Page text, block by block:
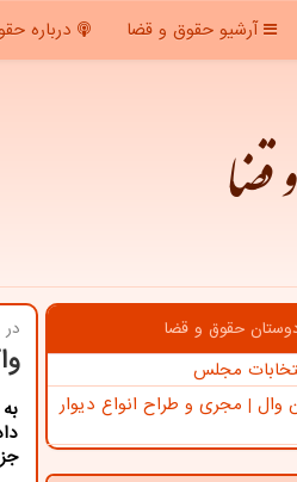
آرشیو حقوق و قضا درباره
حقوق و قضا
مجلس
وال | مجری و طراح انواع دیوار